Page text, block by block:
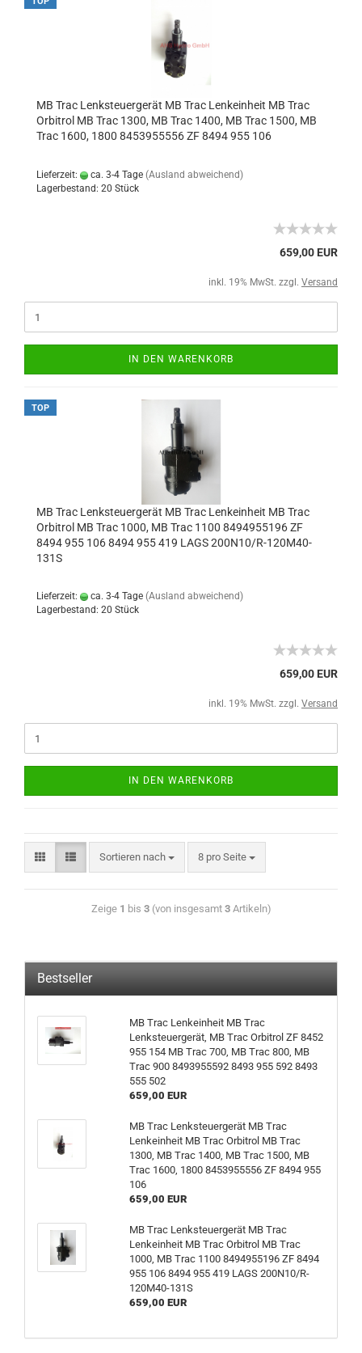
MB Trac Lenksteuergerät MB Trac Lenkeinheit MB Trac
Orbitrol MB Trac 1300, MB Trac 1400, MB Trac 1500, MB
Trac 1600, 1800 8453955556 ZF 8494 955 106
Lieferzeit: ca. 3-4 Tage (Ausland abweichend)
Lagerbestand: 20 Stück
659,00 EUR
inkl. 19% MwSt. zzgl. Versand
IN DEN WARENKORB
TOP
MB Trac Lenksteuergerät MB Trac Lenkeinheit MB Trac
Orbitrol MB Trac 1000, MB Trac 1100 8494955196 ZF
8494 955 106 8494 955 419 LAGS 200N10/R-120M40-
131S
Lieferzeit: ca. 3-4 Tage (Ausland abweichend)
Lagerbestand: 20 Stück
659,00 EUR
inkl. 19% MwSt. zzgl. Versand
IN DEN WARENKORB
Sortieren nach 8 pro Seite
Zeige 1 bis 3(von insgesamt 3Artikeln)
Bestseller
MB Trac Lenkeinheit MB Trac
Lenksteuergerät, MB Trac Orbitrol ZF 8452
955 154 MB Trac 700, MB Trac 800, MB
Trac 900 8493955592 8493 955 592 8493
555 502
659,00 EUR
MB Trac Lenksteuergerät MB Trac
Lenkeinheit MB Trac Orbitrol MB Trac
1300, MB Trac 1400, MB Trac 1500, MB
Trac 1600, 1800 8453955556 ZF 8494 955
106
659,00 EUR
MB Trac Lenksteuergerät MB Trac
Lenkeinheit MB Trac Orbitrol MB Trac
1000, MB Trac 1100 8494955196 ZF 8494
955 106 8494 955 419 LAGS 200N10/R-
120M40-131S
659,00 EUR